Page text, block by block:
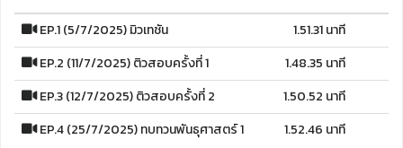
EP.1 (5/7/2025) มิวเทชัน
1.51.31 นาที
EP.2 (11/7/2025) ติวสอบครั้งที่ 1
1.48.35 นาที
EP.3 (12/7/2025) ติวสอบครั้งที่ 2
1.50.52 นาที
EP.4 (25/7/2025) ทบทวนพันธุศาสตร์ 1
1.52.46 นาที